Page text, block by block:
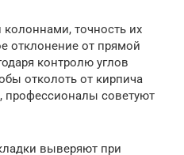
точность их
отклонение от прямой
контролю углов
отколоть от кирпича
профессионалы советуют
выверяют при